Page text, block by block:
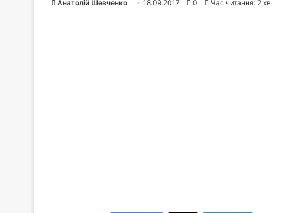
Анатолій Шевченко 18.09.2017 0 Час читання: 2 хв